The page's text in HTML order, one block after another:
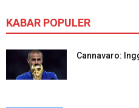
KABAR POPULER
Cannavaro: